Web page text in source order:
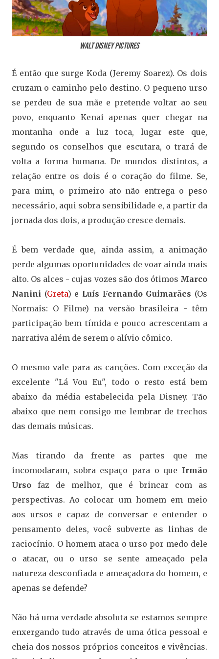
Walt Disney Pictures
É então que surge Koda (Jeremy Soarez). Os dois
cruzam o caminho pelo destino. O pequeno urso
se perdeu de sua mãe e pretende voltar ao seu
povo, enquanto Kenai apenas quer chegar na
montanha onde a luz toca, lugar este que,
segundo os conselhos que escutara, o trará de
volta a forma humana. De mundos distintos, a
relação entre os dois é o coração do filme. Se,
para mim, o primeiro ato não entrega o peso
necessário, aqui sobra sensibilidade e, a partir da
jornada dos dois, a produção cresce demais.
É bem verdade que, ainda assim, a animação
perde algumas oportunidades de voar ainda mais
alto. Os alces - cujas vozes são dos ótimos Marco
Nanini (Greta) e Luís Fernando Guimarães (Os
Normais: O Filme) na versão brasileira - têm
participação bem tímida e pouco acrescentam a
narrativa além de serem o alívio cômico.
O mesmo vale para as canções. Com exceção da
excelente "Lá Vou Eu", todo o resto está bem
abaixo da média estabelecida pela Disney. Tão
abaixo que nem consigo me lembrar de trechos
das demais músicas.
Mas tirando da frente as partes que me
incomodaram, sobra espaço para o que Irmão
Urso faz de melhor, que é brincar com as
perspectivas. Ao colocar um homem em meio
aos ursos e capaz de conversar e entender o
pensamento deles, você subverte as linhas de
raciocínio. O homem ataca o urso por medo dele
o atacar, ou o urso se sente ameaçado pela
natureza desconfiada e ameaçadora do homem, e
apenas se defende?
Não há uma verdade absoluta se estamos sempre
enxergando tudo através de uma ótica pessoal e
cheia dos nossos próprios conceitos e vivências.